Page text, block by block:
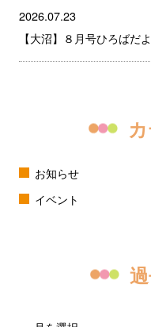
2026.07.23
【大沼】８月号ひろばだ
お知らせ
イベント